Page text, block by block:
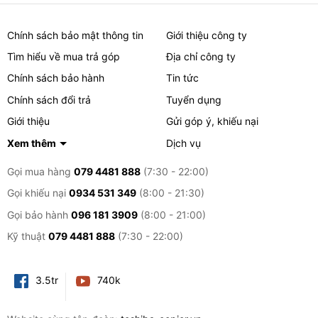
Kích thước bao gồm SPDF:
Rộng × Sâu × Cao (inch): 27,2 × 31,6 × 45,7
Rộng × Sâu × Cao (mm): 691 × 803 × 1.161
RICOH MP9003
Khối lượng trung bình hàng tháng: 70.000 lần hiển
thị/tháng
Khối lượng tối đa hàng tháng: 150.000 lần hiển
thị/tháng
cắm 20A chuyên dụng)
Chính sách bảo mật thông tin
Tìm hiểu về mua trả góp
Chính sách bảo hành
Chính sách đổi trả
Giới thiệu
Xem thêm
Giới thiệu công ty
Địa chỉ công ty
Tin tức
Tuyển dụng
Gửi góp ý, khiếu nại
Dịch vụ
Gọi mua hàng 079 4481 888 (7:30 - 22:00)
Gọi khiếu nại 0934 531 349 (8:00 - 21:30)
Gọi bảo hành 096 181 3909 (8:00 - 21:00)
Kỹ thuật 079 4481 888 (7:30 - 22:00)
3.5tr 740k